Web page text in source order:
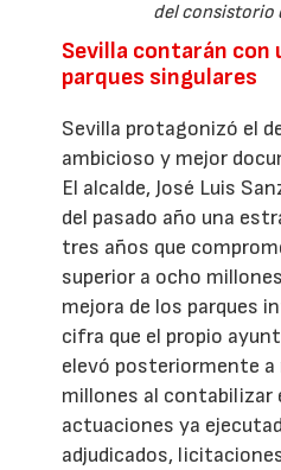
del consistorio
Sevilla contarán con
parques singulares
Sevilla protagonizó el
ambicioso y mejor
El alcalde, José Luis
del pasado año una
tres años que
superior a ocho
mejora de los parques
cifra que el propio
elevó posteriormente a
millones al contabilizar
actuaciones ya
adjudicados,